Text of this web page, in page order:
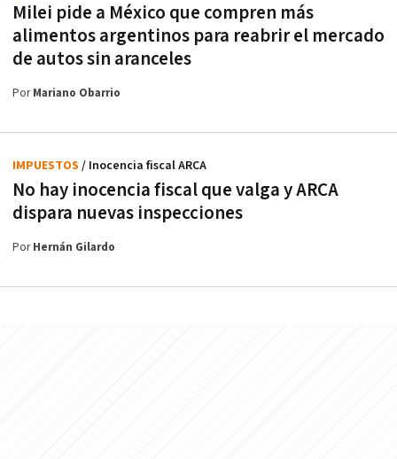
Milei pide a México que compren más
alimentos argentinos para reabrir el mercado
de autos sin aranceles
PorMariano Obarrio
No hay inocencia fiscal que valga y ARCA
dispara nuevas inspecciones
IMPUESTOS / Inocencia fiscal ARCA
PorHernán Gilardo